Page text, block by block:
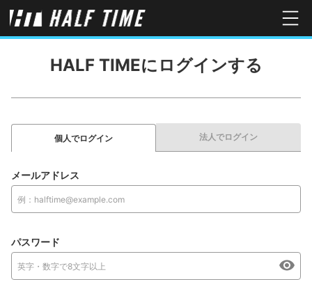
HALF TIMEにログインする
個人でログイン 法人でログイン
メールアドレス
パスワード